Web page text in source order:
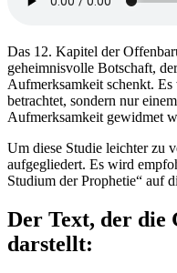
Das 12. Kapitel der
geheimnisvolle Botschaft,
Aufmerksamkeit schenkt.
betrachtet, sondern nur
Aufmerksamkeit gewidmet
Um diese Studie leichter zu
aufgegliedert. Es wird
Studium der Prophetie“ auf
Der Text, der die
darstellt: